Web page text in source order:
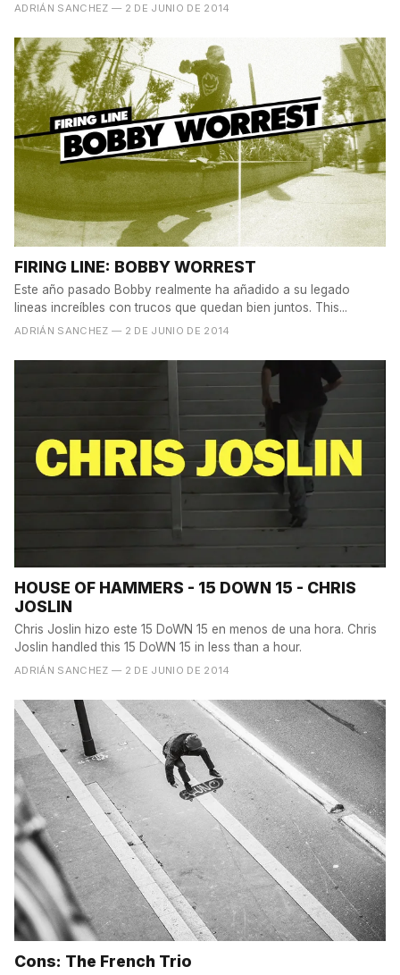
ADRIÁN SANCHEZ — 2 DE JUNIO DE 2014
FIRING LINE: BOBBY WORREST
Este año pasado Bobby realmente ha añadido a su legado
lineas increíbles con trucos que quedan bien juntos. This...
ADRIÁN SANCHEZ — 2 DE JUNIO DE 2014
HOUSE OF HAMMERS - 15 DOWN 15 - CHRIS
JOSLIN
Chris Joslin hizo este 15 DoWN 15 en menos de una hora. Chris
Joslin handled this 15 DoWN 15 in less than a hour.
ADRIÁN SANCHEZ — 2 DE JUNIO DE 2014
Cons: The French Trio